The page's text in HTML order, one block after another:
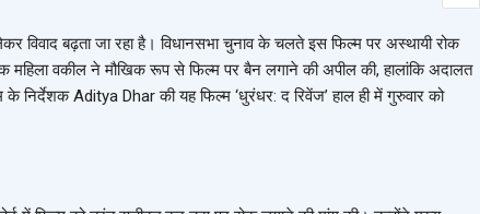
विवाद बढ़ता जा रहा है। विधानसभा चुनाव के चलते इस फिल्म पर अस्थायी रोक
महिला वकील ने मौखिक रूप से फिल्म पर बैन लगाने की अपील की, हालांकि अदालत
के निर्देशकAditya Dharकी यह फिल्म ‘धुरंधर: द रिवेंज’ हाल ही में गुरुवार को